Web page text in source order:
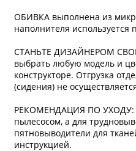
ОБИВКА выполнена из
наполнителя используется
СТАНЬТЕ ДИЗАЙНЕРОМ
выбрать любую модель и
конструкторе. Отгрузка
(сидения) не
РЕКОМЕНДАЦИЯ ПО УХОДУ:
пылесосом, а для
пятновыводители для
инструкцией.